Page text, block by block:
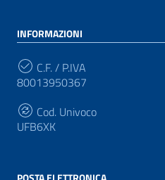
INFORMAZIONI
C.F. / P.IVA
80013950367
Cod. Univoco
UFB6XK